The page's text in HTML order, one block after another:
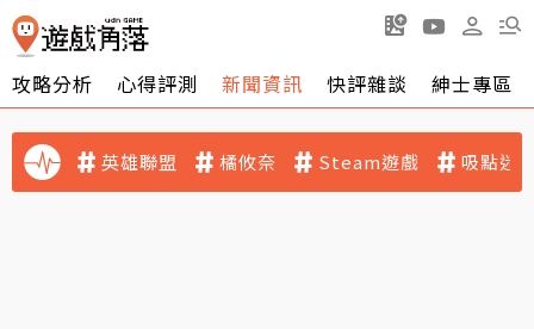
攻略分析 心得評測 新聞資訊 快評雜談 紳士專區
英雄聯盟 橘攸奈 Steam遊戲 吸點迷